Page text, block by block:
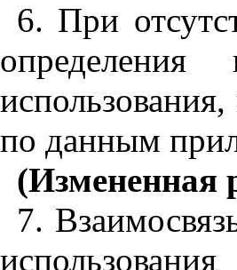
6. При
по данным
(Измененная
7.